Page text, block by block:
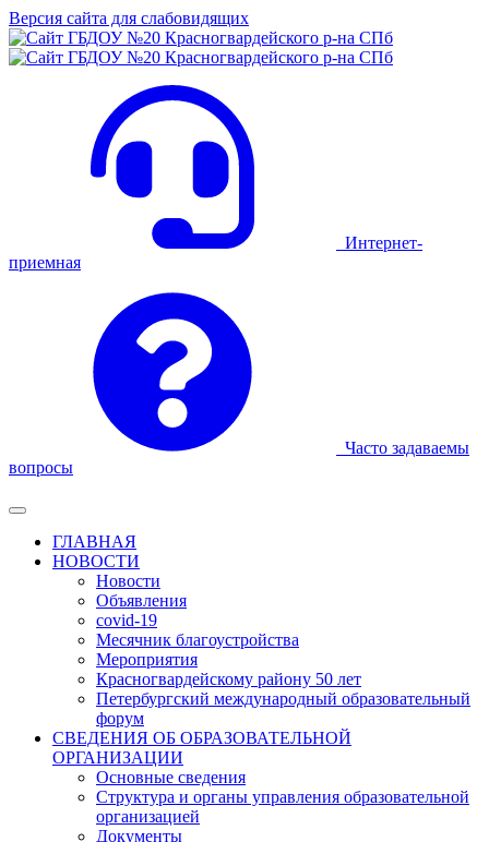
Версия сайта для слабовидящих
Интернет-
приемная
Часто задаваемы
вопросы
ГЛАВНАЯ
НОВОСТИ
Новости
Объявления
covid-19
Месячник благоустройства
Мероприятия
Красногвардейскому району 50 лет
Петербургский международный образовательный
форум
СВЕДЕНИЯ ОБ ОБРАЗОВАТЕЛЬНОЙ
ОРГАНИЗАЦИИ
Основные сведения
Структура и органы управления образовательной
организацией
Документы